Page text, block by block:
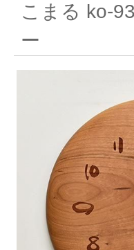
こまる ko-
ー